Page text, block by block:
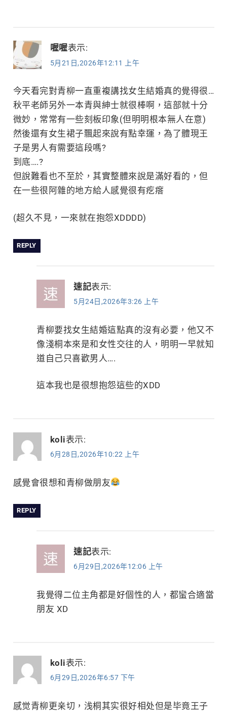
喔喔表示:
5月21日,2026年12:11 上午
今天看完對青柳一直重複講找女生結婚真的覺得很…
秋平老師另外一本青與紳士就很棒啊，這部就十分
微妙，常常有一些刻板印象(但明明根本無人在意)
然後還有女生裙子飄起來說有點幸運，為了體現王
子是男人有需要這段嗎?
到底….?
但說難看也不至於，其實整體來說是滿好看的，但
在一些很阿雜的地方給人感覺很有疙瘩
(超久不見，一來就在抱怨XDDDD)
REPLY
速記表示:
5月24日,2026年3:26 上午
青柳要找女生結婚這點真的沒有必要，他又不
像淺桐本來是和女性交往的人，明明一早就知
道自己只喜歡男人….
這本我也是很想抱怨這些的XDD
koli表示:
6月28日,2026年10:22 上午
感覺會很想和青柳做朋友
REPLY
速記表示:
6月29日,2026年12:06 上午
我覺得二位主角都是好個性的人，都蠻合適當
朋友 XD
koli表示:
6月29日,2026年6:57 下午
感觉青柳更亲切，浅桐其实很好相处但是毕竟王子